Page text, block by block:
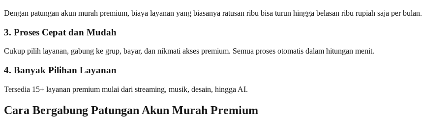
Dengan patungan akun murah premium, biaya layanan yang biasanya ratusan ribu bisa turun hingga belasan ribu rupiah saja per bulan.
3. Proses Cepat dan Mudah
Cukup pilih layanan, gabung ke grup, bayar, dan nikmati akses premium. Semua proses otomatis dalam hitungan menit.
4. Banyak Pilihan Layanan
Tersedia 15+ layanan premium mulai dari streaming, musik, desain, hingga AI.
Cara Bergabung Patungan Akun Murah Premium